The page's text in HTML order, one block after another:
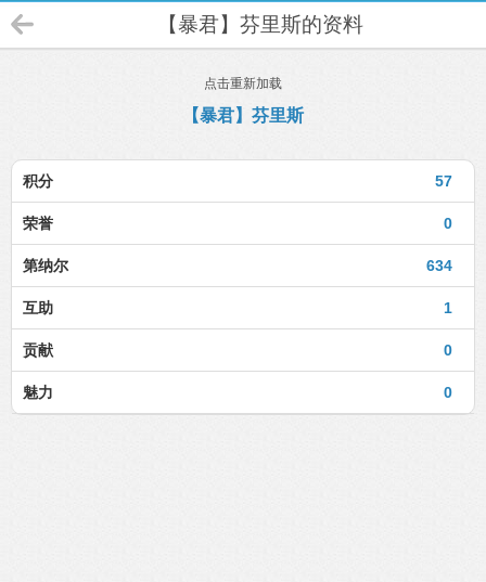
【暴君】芬里斯的资料
点击重新加载
【暴君】芬里斯
57
积分
0
荣誉
634
第纳尔
1
互助
0
贡献
0
魅力